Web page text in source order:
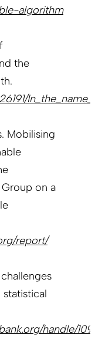
algorithm
the
Mobilising
on a
report/
handle/